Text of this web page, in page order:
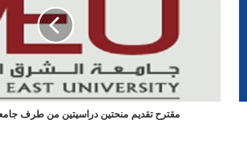
مقترح تقديم منحتين دراسيتين من طرف